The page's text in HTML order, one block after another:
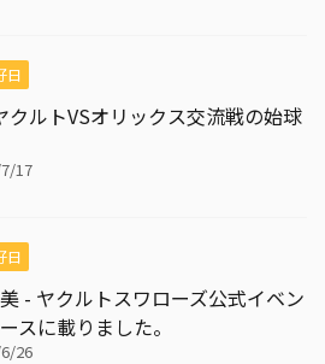
日
クルトVSオリックス交流戦の始球
17
日
- ヤクルトスワローズ公式イベン
スに載りました。
26